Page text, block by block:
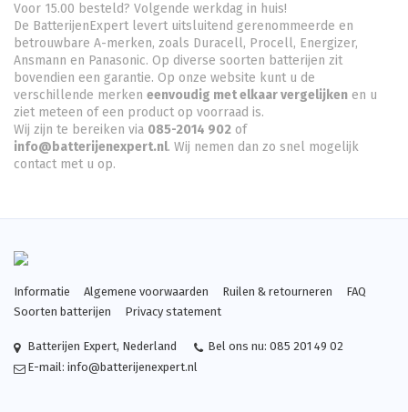
Voor 15.00 besteld? Volgende werkdag in huis!
De BatterijenExpert levert uitsluitend gerenommeerde en
betrouwbare A-merken, zoals Duracell, Procell, Energizer,
Ansmann en Panasonic. Op diverse soorten batterijen zit
bovendien een garantie. Op onze website kunt u de
verschillende merken eenvoudig met elkaar vergelijken en u
ziet meteen of een product op voorraad is.
Wij zijn te bereiken via 085-2014 902 of
info@batterijenexpert.nl. Wij nemen dan zo snel mogelijk
contact met u op.
Informatie Algemene voorwaarden Ruilen & retourneren
FAQ
Soorten batterijen
Privacy statement
Batterijen Expert, Nederland Bel ons nu: 085 201 49 02
E-mail: info@batterijenexpert.nl